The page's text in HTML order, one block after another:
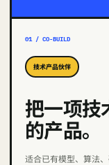
01 / CO-BUILD
技术产品伙伴
把一项技
的产品。
适合已有模型、算法